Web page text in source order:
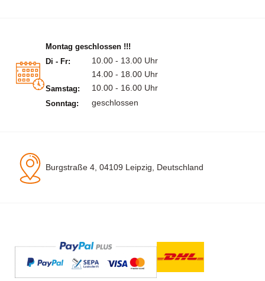
Montag geschlossen !!!
Di - Fr:
10.00 - 13.00 Uhr
14.00 - 18.00 Uhr
Samstag: 10.00 - 16.00 Uhr
Sonntag: geschlossen
Burgstraße 4, 04109 Leipzig, Deutschland